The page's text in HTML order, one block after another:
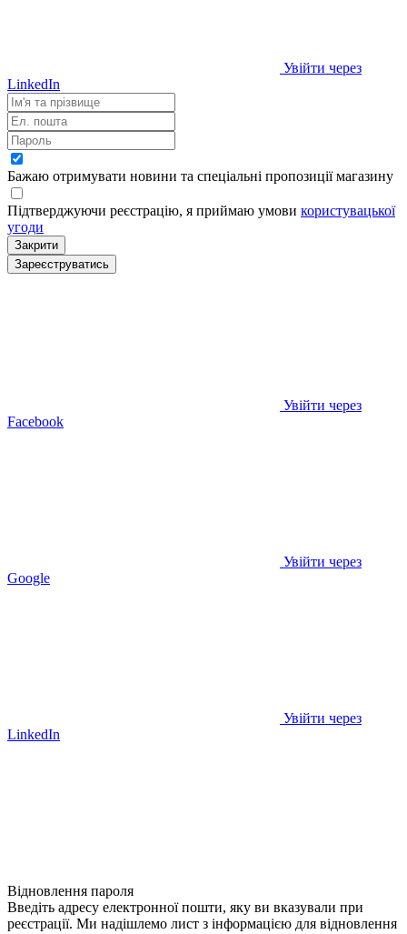
Увійти через
LinkedIn
Бажаю отримувати новини та спеціальні пропозиціїмагазину
Підтверджуючи реєстрацію, я приймаю умови користувацької
угоди
Закрити
Зареєструватись
Увійти через
Facebook
Увійти через
Google
Увійти через
LinkedIn
Відновлення пароля
Введіть адресу електронної пошти, яку ви вказували при
реєстрації. Ми надішлемо лист з інформацією для відновлення